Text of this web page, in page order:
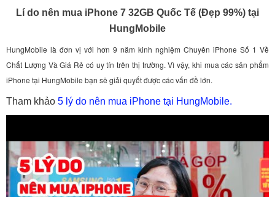
Lí do nên mua iPhone 7 32GB Quốc Tế (Đẹp 99%) tại
HungMobile
HungMobile là đơn vị với hơn 9 năm kinh nghiệm Chuyên iPhone Số 1 Về
Chất Lượng Và Giá Rẻ có uy tín trên thị trường. Vì vậy, khi mua các sản phẩm
iPhone tại HungMobile bạn sẽ giải quyết được các vấn đề lớn.
Tham khảo 5 lý do nên mua iPhone tại HungMobile.